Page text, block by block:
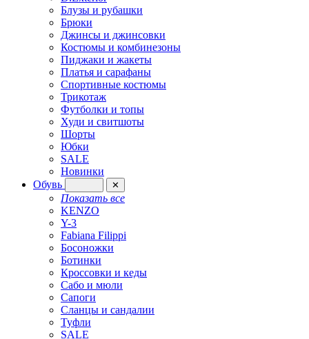
Блузы и рубашки
Брюки
Джинсы и джинсовки
Костюмы и комбинезоны
Пиджаки и жакеты
Платья и сарафаны
Спортивные костюмы
Трикотаж
Футболки и топы
Худи и свитшоты
Шорты
Юбки
SALE
Новинки
Обувь
✕
Показать все
KENZO
Y-3
Fabiana Filippi
Босоножки
Ботинки
Кроссовки и кеды
Сабо и мюли
Сапоги
Сланцы и сандалии
Туфли
SALE